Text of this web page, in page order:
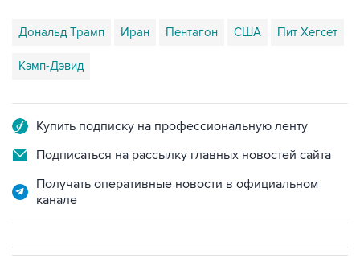
Дональд Трамп Иран Пентагон США Пит Хегсет
Кэмп-Дэвид
Купить подписку на профессиональную ленту
Подписаться на рассылку главных новостей сайта
Получать оперативные новости в официальном
канале